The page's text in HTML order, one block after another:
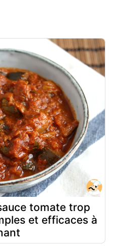
tomate trop
et efficaces à